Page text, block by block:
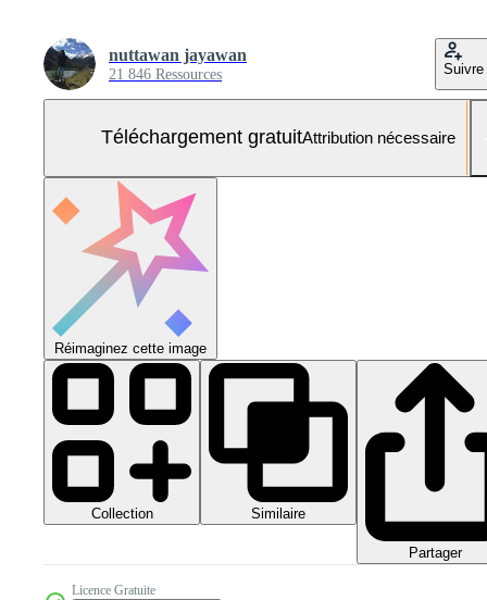
nuttawan jayawan
21 846 Ressources Suivre
Téléchargement gratuitAttribution nécessaire
Réimaginez cette image
Collection Similaire
Partager
Licence Gratuite